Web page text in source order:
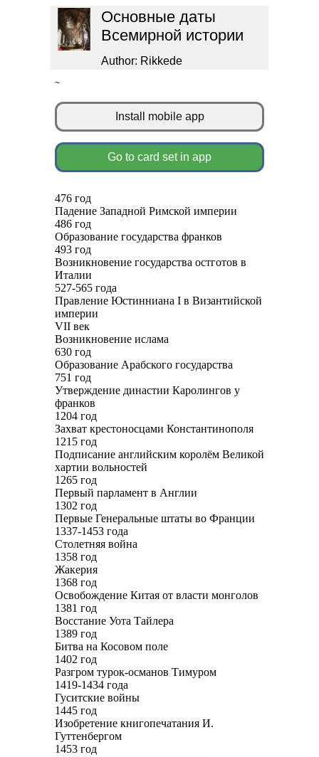
Основные даты
Всемирной истории
Author: Rikkede
~
Install mobile app
Go to card set in app
476 год
Падение Западной Римской империи
486 год
Образование государства франков
493 год
Возникновение государства остготов в
Италии
527-565 года
Правление Юстинниана I в Византийской
империи
VII век
Возникновение ислама
630 год
Образование Арабского государства
751 год
Утверждение династии Каролингов у
франков
1204 год
Захват крестоносцами Константинополя
1215 год
Подписание английским королём Великой
хартии вольностей
1265 год
Первый парламент в Англии
1302 год
Первые Генеральные штаты во Франции
1337-1453 года
Столетняя война
1358 год
Жакерия
1368 год
Освобождение Китая от власти монголов
1381 год
Восстание Уота Тайлера
1389 год
Битва на Косовом поле
1402 год
Разгром турок-османов Тимуром
1419-1434 года
Гуситские войны
1445 год
Изобретение книгопечатания И.
Гуттенбергом
1453 год